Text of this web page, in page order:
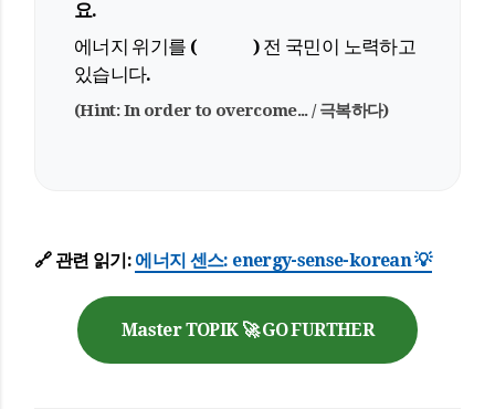
요.
에너지 위기를 ( ) 전 국민이 노력하고
있습니다.
(Hint: In order to overcome... / 극복하다)
🔗 관련 읽기: 에너지 센스: energy-sense-korean 💡
Master TOPIK 🚀 GO FURTHER